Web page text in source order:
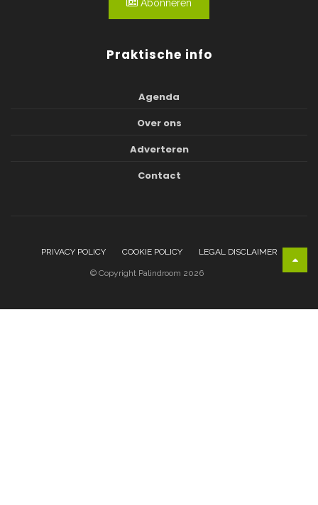
Abonneren
Praktische info
Agenda
Over ons
Adverteren
Contact
PRIVACY POLICY COOKIE POLICY LEGAL DISCLAIMER
© Copyright Palindroom 2026